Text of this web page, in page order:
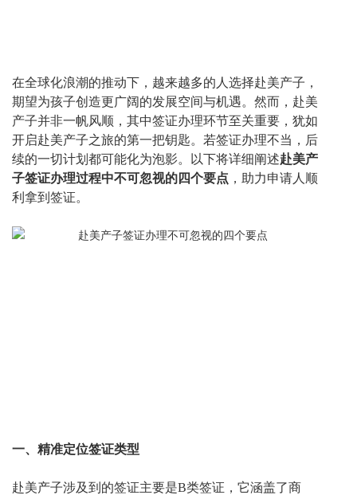
在全球化浪潮的推动下，越来越多的人选择赴美产子，
期望为孩子创造更广阔的发展空间与机遇。然而，赴美
产子并非一帆风顺，其中签证办理环节至关重要，犹如
开启赴美产子之旅的第一把钥匙。若签证办理不当，后
续的一切计划都可能化为泡影。以下将详细阐述赴美产
子签证办理过程中不可忽视的四个要点 ，助力申请人顺
利拿到签证。
一、精准定位签证类型
赴美产子涉及到的签证主要是B类签证，它涵盖了商